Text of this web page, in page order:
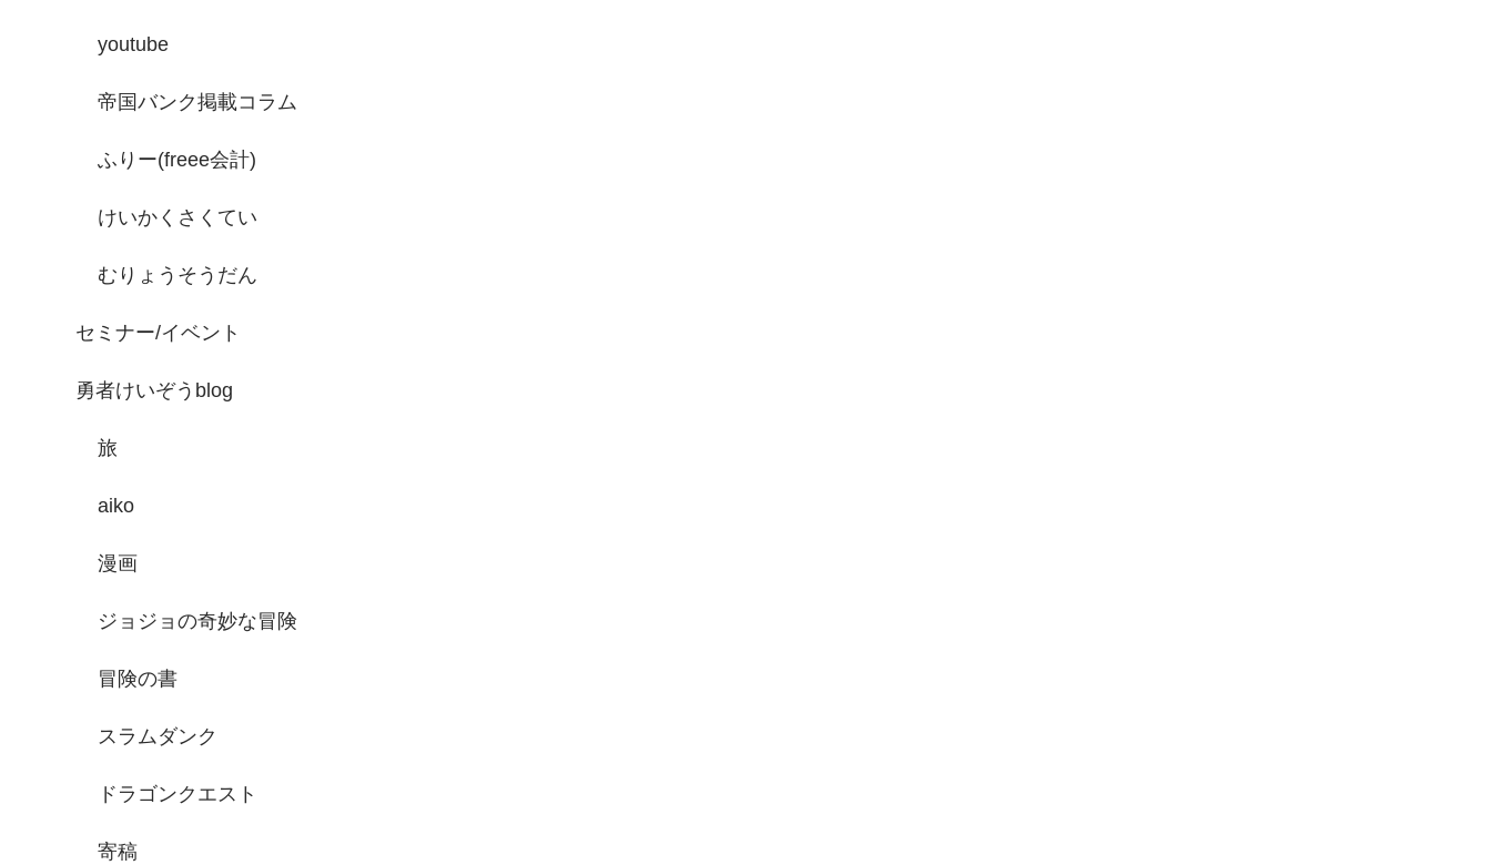
youtube
帝国バンク掲載コラム
ふりー(freee会計)
けいかくさくてい
むりょうそうだん
セミナー/イベント
勇者けいぞうblog
旅
aiko
漫画
ジョジョの奇妙な冒険
冒険の書
スラムダンク
ドラゴンクエスト
寄稿